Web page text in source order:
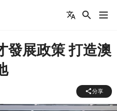
發展政策 打造澳
分享